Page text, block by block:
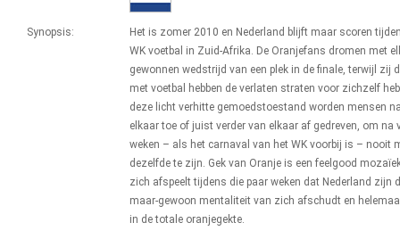
Synopsis:
Het is zomer 2010 en Nederland blijft maar scoren
WK voetbal in Zuid-Afrika. De Oranjefans dromen met
gewonnen wedstrijd van een plek in de finale, terwijl zij
met voetbal hebben de verlaten straten voor zichzelf
deze licht verhitte gemoedstoestand worden mensen
elkaar toe of juist verder van elkaar af gedreven, om na
weken – als het carnaval van het WK voorbij is – nooit
dezelfde te zijn. Gek van Oranje is een feelgood
zich afspeelt tijdens die paar weken dat Nederland zijn
maar-gewoon mentaliteit van zich afschudt en
in de totale oranjegekte.